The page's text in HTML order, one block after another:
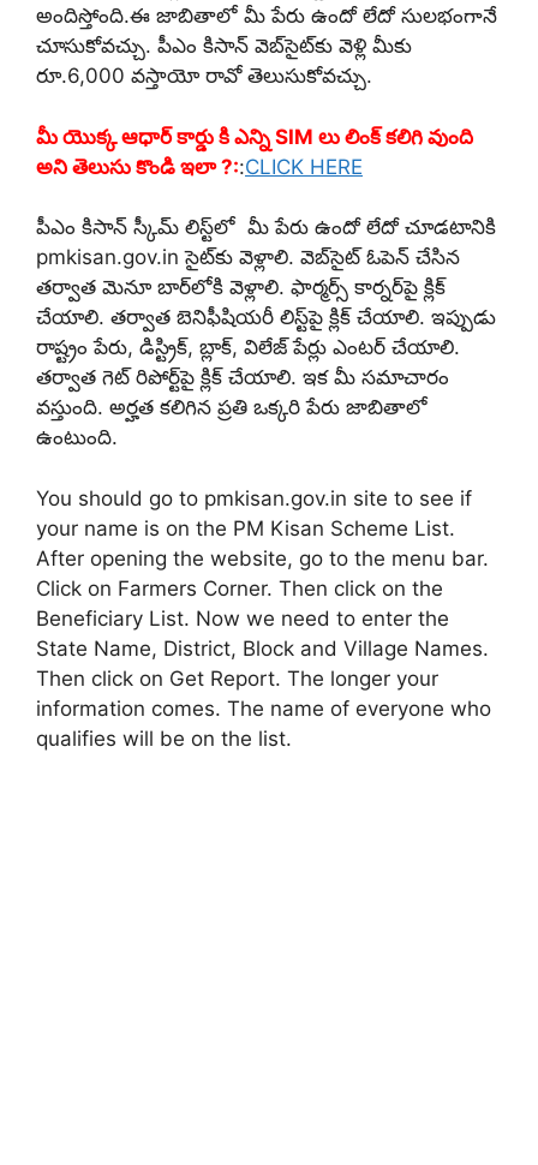
అందిస్తోంది.ఈ జాబితాలో మీ పేరు ఉందో లేదో సులభంగానే
చూసుకోవచ్చు. పీఎం కిసాన్ వెబ్‌సైట్‌కు వెళ్లి మీకు
రూ.6,000 వస్తాయో రావో తెలుసుకోవచ్చు.
మీ యొక్క ఆధార్ కార్డు కి ఎన్ని SIM లు లింక్ కలిగి వుంది
అని తెలుసు కొండి ఇలా ?::CLICK HERE
పీఎం కిసాన్ స్కీమ్ లిస్ట్‌లో మీ పేరు ఉందో లేదో చూడటానికి
pmkisan.gov.in సైట్‌కు వెళ్లాలి. వెబ్‌సైట్ ఓపెన్ చేసిన
తర్వాత మెనూ బార్‌లోకి వెళ్లాలి. ఫార్మర్స్ కార్నర్‌పై క్లిక్
చేయాలి. తర్వాత బెనిఫీషియరీ లిస్ట్‌పై క్లిక్ చేయాలి. ఇప్పుడు
రాష్ట్రం పేరు, డిస్ట్రిక్, బ్లాక్, విలేజ్ పేర్లు ఎంటర్ చేయాలి.
తర్వాత గెట్ రిపోర్ట్‌పై క్లిక్ చేయాలి. ఇక మీ సమాచారం
వస్తుంది. అర్హత కలిగిన ప్రతి ఒక్కరి పేరు జాబితాలో
ఉంటుంది.
You should go to pmkisan.gov.in site to see if
your name is on the PM Kisan Scheme List.
After opening the website, go to the menu bar.
Click on Farmers Corner. Then click on the
Beneficiary List. Now we need to enter the
State Name, District, Block and Village Names.
Then click on Get Report. The longer your
information comes. The name of everyone who
qualifies will be on the list.